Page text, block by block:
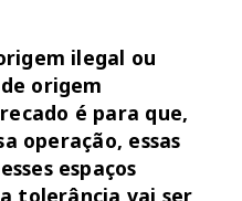
ilegal ou
origem
é para que,
operação, essas
espaços
tolerância vai ser